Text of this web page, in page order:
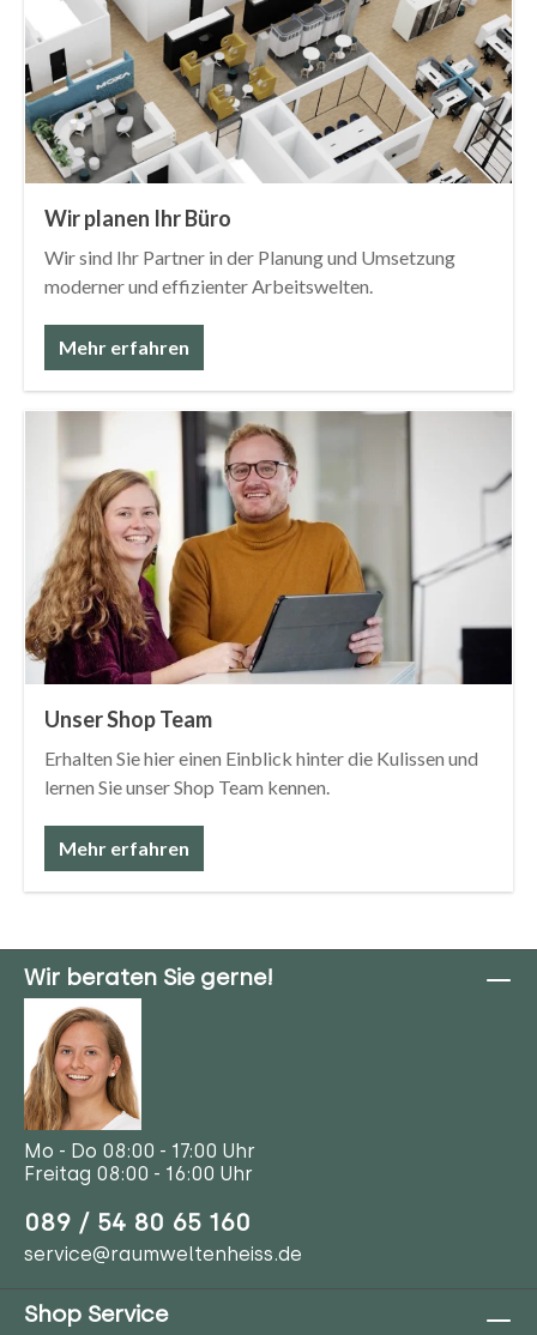
Wir planen Ihr Büro
Wir sind Ihr Partner in der Planung und Umsetzung
moderner und effizienter Arbeitswelten.
Mehr erfahren
Unser Shop Team
Erhalten Sie hier einen Einblick hinter die Kulissen und
lernen Sie unser Shop Team kennen.
Mehr erfahren
Wir beraten Sie gerne!
Mo - Do 08:00 - 17:00 Uhr
Freitag 08:00 - 16:00 Uhr
089 / 54 80 65 160
service@raumweltenheiss.de
Shop Service